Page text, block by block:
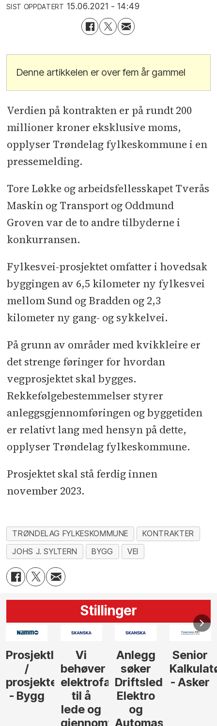
SIST OPPDATERT 15.06.2021 - 14:49
Denne artikkelen er over fem år gammel
Verdien på kontrakten er på rundt 200
millioner kroner eksklusive moms,
opplyser Trøndelag fylkeskommune i en
pressemelding.
Tore Løkke og arbeidsfellesskapet Tverås
Maskin og Transport og Oddmund
Groven var de to andre tilbyderne i
konkurransen.
Fylkesvei-prosjektet omfatter i hovedsak
byggingen av 6,5 kilometer ny fylkesvei
mellom Sund og Bradden og 2,3
kilometer ny gang- og sykkelvei.
På grunn av områder med kvikkleire er
det strenge føringer for hvordan
vegprosjektet skal bygges.
Rekkefølgebestemmelser styrer
anleggsgjennomføringen og byggetiden
er relativt lang med hensyn på dette,
opplyser Trøndelag fylkeskommune.
Prosjektet skal stå ferdig innen
november 2023.
TRØNDELAG FYLKESKOMMUNE
KONTRAKTER
JOHS J. SYLTERN
BYGG VEI
Stillinger
Anlegg
søker
Driftsleder
Elektro
Automasjon
Senior
Kalkulatør
- Asker
Senior
Tilbudsleder
Anlegg
- Oslo